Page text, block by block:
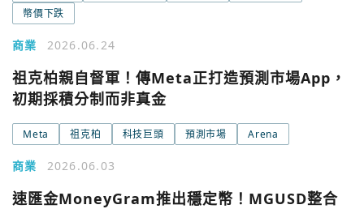
幣價下跌
商業 2026.06.24
祖克柏親自督軍！傳Meta正打造預測市場App，
初期採積分制而非真金
Meta 祖克柏 科技巨頭 預測市場 Arena
商業 2026.06.03
速匯金MoneyGram推出穩定幣！MGUSD整合